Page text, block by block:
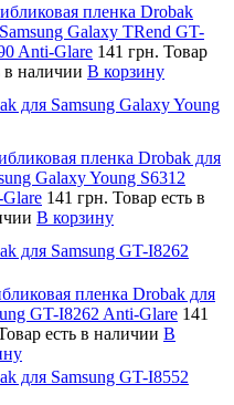
пленка Drobak
Galaxy TRend GT-
Anti-Glare 141 грн. Товар
в наличии В корзину
для Samsung Galaxy Young
пленка Drobak для
Galaxy Young S6312
141 грн. Товар есть в
В корзину
для Samsung GT-I8262
пленка Drobak для
GT-I8262 Anti-Glare 141
есть в наличии В
для Samsung GT-I8552